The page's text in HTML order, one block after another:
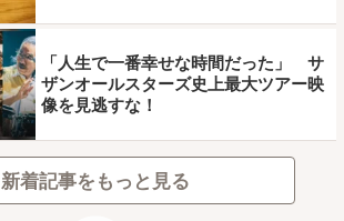
「人生で一番幸せな時間だった」 サ
ザンオールスターズ史上最大ツアー映
像を見逃すな！
新着記事をもっと見る